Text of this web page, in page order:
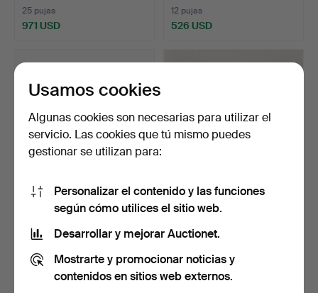
25 pujas
971 USD
12 pujas
526 USD
ORO PARA FUNDICIÓN,
oro de 18k, peso total…
Subastado 4 ago 2026
528 USD
BOTÓN DE CAMISA, oro
Subastado 4 ago 2026
32 USD
Usamos cookies
Algunas cookies son necesarias para utilizar el
servicio. Las cookies que tú mismo puedes
gestionar se utilizan para:
Personalizar el contenido y las funciones
según cómo utilices el sitio web.
Desarrollar y mejorar Auctionet.
Mostrarte y promocionar noticias y
contenidos en sitios web externos.